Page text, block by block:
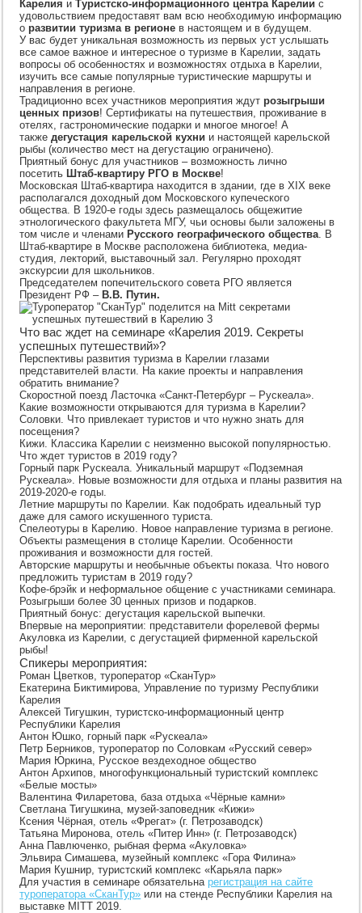
Карелия иТуристско-информационного центра Карелии с
удовольствием предоставят вам всю необходимую информацию
оразвитии туризма в регионе в настоящем и в будущем.
У вас будет уникальная возможность из первых уст услышать
все самое важное и интересное о туризме в Карелии, задать
вопросы об особенностях и возможностях отдыха в Карелии,
изучить все самые популярные туристические маршруты и
направления в регионе.
Традиционно всех участников мероприятия ждутрозыгрыши
ценных призов! Сертификаты на путешествия, проживание в
отелях, гастрономические подарки и многое многое! А
такжедегустация карельской кухни и настоящей карельской
рыбы (количество мест на дегустацию ограничено).
Приятный бонус для участников – возможность лично
посетить Штаб-квартиру РГО в Москве!
Московская Штаб-квартира находится в здании, где в XIX веке
располагался доходный дом Московского купеческого
общества. В 1920-е годы здесь размещалось общежитие
этнологического факультета МГУ, чьи основы были заложены в
том числе и членами Русского географического общества. В
Штаб-квартире в Москве расположена библиотека, медиа-
студия, лекторий, выставочный зал. Регулярно проходят
экскурсии для школьников.
Председателем попечительского совета РГО является
Президент РФ – В.В. Путин.
Что вас ждет на семинаре «Карелия 2019. Секреты
успешных путешествий»?
Перспективы развития туризма в Карелии глазами
представителей власти. На какие проекты и направления
обратить внимание?
Скоростной поезд Ласточка «Санкт-Петербург – Рускеала».
Какие возможности открываются для туризма в Карелии?
Соловки. Что привлекает туристов и что нужно знать для
посещения?
Кижи. Классика Карелии с неизменно высокой популярностью.
Что ждет туристов в 2019 году?
Горный парк Рускеала. Уникальный маршрут «Подземная
Рускеала». Новые возможности для отдыха и планы развития на
2019-2020-е годы.
Летние маршруты по Карелии. Как подобрать идеальный тур
даже для самого искушенного туриста.
Спелеотуры в Карелию. Новое направление туризма в регионе.
Объекты размещения в столице Карелии. Особенности
проживания и возможности для гостей.
Авторские маршруты и необычные объекты показа. Что нового
предложить туристам в 2019 году?
Кофе-брэйк и неформальное общение с участниками семинара.
Розыгрыши более 30 ценных призов и подарков.
Приятный бонус: дегустация карельской выпечки.
Впервые на мероприятии: представители форелевой фермы
Акуловка из Карелии, с дегустацией фирменной карельской
рыбы!
Спикеры мероприятия:
Роман Цветков, туроператор «СканТур»
Екатерина Биктимирова, Управление по туризму Республики
Карелия
Алексей Тигушкин, туристско-информационный центр
Республики Карелия
Антон Юшко, горный парк «Рускеала»
Петр Берников, туроператор по Соловкам «Русский север»
Мария Юркина, Русское вездеходное общество
Антон Архипов, многофункциональный туристский комплекс
«Белые мосты»
Валентина Филаретова, база отдыха «Чёрные камни»
Светлана Тигушкина, музей-заповедник «Кижи»
Ксения Чёрная, отель «Фрегат» (г. Петрозаводск)
Татьяна Миронова, отель «Питер Инн» (г. Петрозаводск)
Анна Павлюченко, рыбная ферма «Акуловка»
Эльвира Симашева, музейный комплекс «Гора Филина»
Мария Кушнир, туристский комплекс «Карьяла парк»
Для участия в семинаре обязательнарегистрация на сайте
туроператора «СканТур» или на стенде Республики Карелия на
выставке MITT 2019.